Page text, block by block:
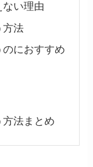
い理由
方法
におすすめ
法まとめ